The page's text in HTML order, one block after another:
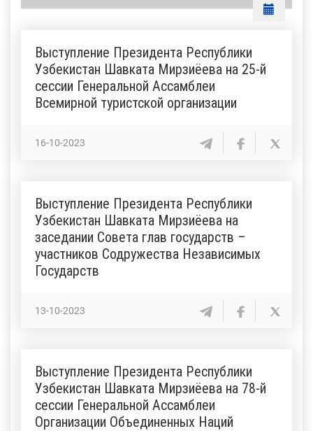
Выступление Президента Республики
Узбекистан Шавката Мирзиёева на 25-й
сессии Генеральной Ассамблеи
Всемирной туристской организации
16-10-2023
Выступление Президента Республики
Узбекистан Шавката Мирзиёева на
заседании Совета глав государств –
участников Содружества Независимых
Государств
13-10-2023
Выступление Президента Республики
Узбекистан Шавката Мирзиёева на 78-й
сессии Генеральной Ассамблеи
Организации Объединенных Наций